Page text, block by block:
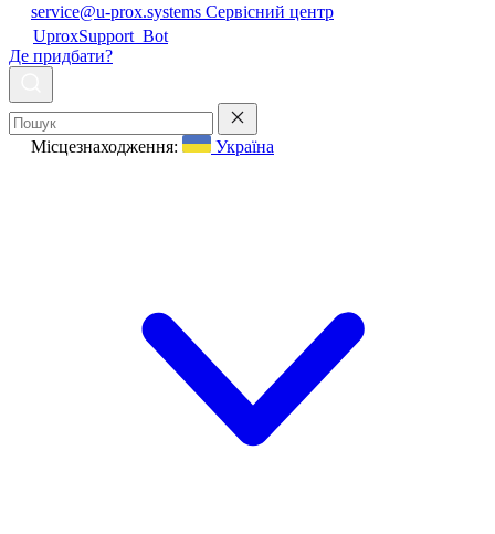
service@u-prox.systems Сервісний центр
UproxSupport_Bot
Де придбати?
Місцезнаходження: Україна